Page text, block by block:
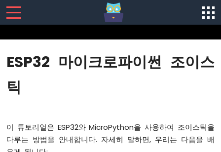
ESP32
이
이
썬
-
ESP32 마이크로파이썬 조이스
틱
이 튜토리얼은 ESP32와 MicroPython을 사용하여 조이스틱을
다루는 방법을 안내합니다. 자세히 말하면, 우리는 다음을 배